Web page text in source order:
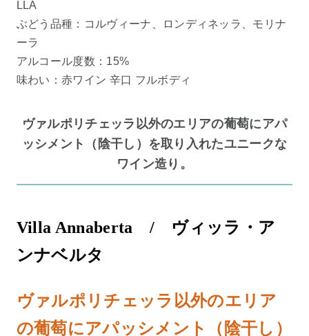
LLA
ぶどう品種：コルヴィーナ、ロンディネッラ、モリナ
ーラ
アルコール度数：15%
味わい：赤ワイン 辛口 フルボディ
ヴァルポリチェッラ以外のエリアの葡萄にアパ
ッシメント（陰干し）を取り入れたユニークな
ワイン造り。
Villa Annaberta / ヴィッラ・ア
ンナベルタ
ヴァルポリチェッラ以外のエリア
の葡萄にアパッシメント（陰干し）